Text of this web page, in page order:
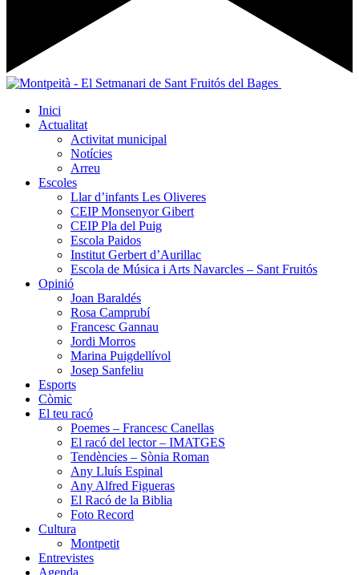
Inici
Actualitat
Activitat municipal
Notícies
Arreu
Escoles
Llar d’infants Les Oliveres
CEIP Monsenyor Gibert
CEIP Pla del Puig
Escola Paidos
Institut Gerbert d’Aurillac
Escola de Música i Arts Navarcles – Sant Fruitós
Opinió
Joan Baraldés
Rosa Camprubí
Francesc Gannau
Jordi Morros
Marina Puigdellívol
Josep Sanfeliu
Esports
Còmic
El teu racó
Poemes – Francesc Canellas
El racó del lector – IMATGES
Tendències – Sònia Roman
Any Lluís Espinal
Any Alfred Figueras
El Racó de la Biblia
Foto Record
Cultura
Montpetit
Entrevistes
Agenda